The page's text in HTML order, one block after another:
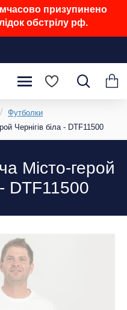
призупинено
обстрілу рф.
Футболки
Чернігів біла - DTF11500
Місто-герой
- DTF11500